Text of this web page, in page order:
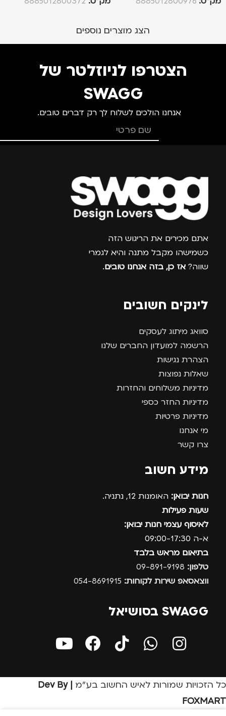
הצג מוצרים נוספים
הצטרפו לניוזלטר של
SWAGG
אנחנו הולכים לשלוח לך רק דברים טובים.
צרפו אותי למועדון
אתם מכירים את הריגוש הזה
כשמישהו מקבל מתנה והיא לגמרי
שווה? אז כן, בזה אנחנו טובים.
לינקים חשובים
סוואג מיתוג לעסקים
הרשמה למועדון החברים שלנו
הצהרת נגישות
שאלות נפוצות
מדיניות משלוחים והחזרות
מדיניות החזר כספי
מדיניות פרטיות
מי אנחנו
צרו קשר
מידע חשוב
חנות יבואן: האומנות 12, נתניה.
שעות פעילות
לאיסוף עצמי חנות יבואן:
א-ה 09:00-17:30
בתיאום מראש בלבד
טלפון:
ווצאסאפ שירות לקוחות:
SWAGG בסושיאל
כל הזכויות שמורות לאיש החשוב בע״מ
| Dev By
FOXMART